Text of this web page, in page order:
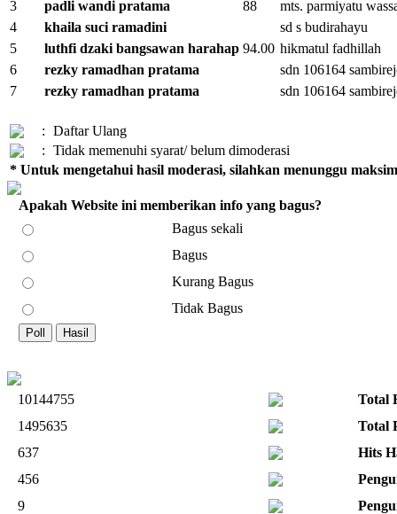
3 padli wandi pratama 88
mts. parmiyatu
4
khaila suci ramadini
sd s budirahayu
5
luthfi dzaki bangsawan harahap 94.00 hikmatul fadhillah
6
rezky ramadhan pratama
sdn 106164
7
rezky ramadhan pratama sdn 106164
: Daftar Ulang
: Tidak memenuhi syarat/ belum dimoderasi
* Untuk mengetahui hasil moderasi, silahkan menunggu
Apakah Website ini memberikan info yang bagus?
Bagus sekali
Bagus
Kurang Bagus
Tidak Bagus
10144755
Total
1495635
Total
637
Hits
456
9